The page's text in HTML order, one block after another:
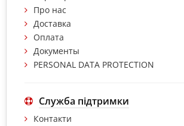
Про нас
Доставка
Оплата
Документы
PERSONAL DATA PROTECTION
Служба підтримки
Контакти